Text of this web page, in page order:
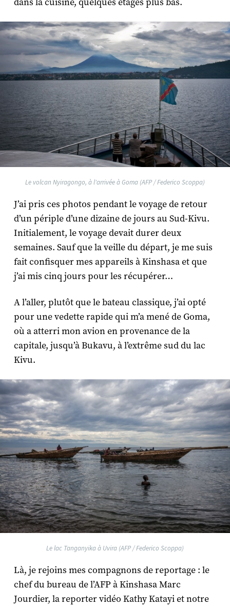
Le volcan Nyiragongo, à l'arrivée à Goma (AFP / Federico Scoppa)
J’ai pris ces photos pendant le voyage de retour
d’un périple d’une dizaine de jours au Sud-Kivu.
Initialement, le voyage devait durer deux
semaines. Sauf que la veille du départ, je me suis
fait confisquer mes appareils à Kinshasa et que
j’ai mis cinq jours pour les récupérer…
A l’aller, plutôt que le bateau classique, j’ai opté
pour une vedette rapide qui m’a mené de Goma,
où a atterri mon avion en provenance de la
capitale, jusqu’à Bukavu, à l’extrême sud du lac
Kivu.
Le lac Tanganyika à Uvira (AFP / Federico Scoppa)
Là, je rejoins mes compagnons de reportage : le
chef du bureau de l’AFP à Kinshasa Marc
Jourdier, la reporter vidéo Kathy Katayi et notre